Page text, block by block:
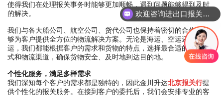
使得我们在处理报关事务时能够更加顺畅，遇到问题能够得到及时
的解决。
我们与各大船公司、航空公司、货代公司也保持着密切的合作，能
够为客户提供全方位的物流解决方案。无论是海运、空运还是陆
运，我们都能根据客户的需求和货物的特点，选择最合适的运输方
式和物流渠道，确保货物安全、及时地到达目的地。
个性化服务，满足多样需求
我们深知每个客户的需求都是独特的，因此金川升达北京报关行提
供个性化的报关服务。在接到客户的委托后，我们会安排专业的客
欢迎咨询进出口报关，海运、空运、铁路，仓储配送等一站式服务
您需要海运，空运，还是其它服务